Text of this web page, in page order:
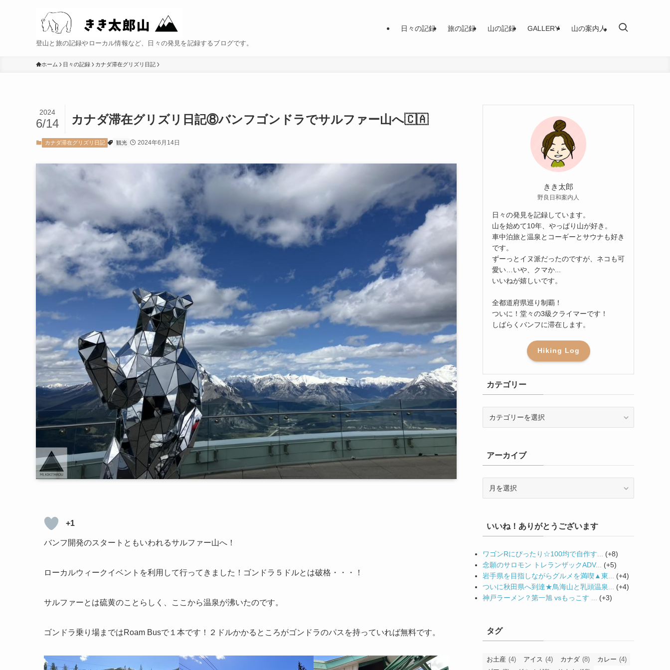
登山と旅の記録やローカル情報など、日々の発見を記録するブログです。
日々の記録 旅の記録 山の記録 GALLERY 山の案内人
ホーム 日々の記録 カナダ滞在グリズリ日記
カナダ滞在グリズリ日記⑧バンフゴンドラでサルファー山へ🇨🇦
2024
6/14
カナダ滞在グリズリ日記 観光 2024年6月14日
+1
バンフ開発のスタートともいわれるサルファー山へ！
ローカルウィークイベントを利用して行ってきました！ゴンドラ５ドルとは破格・・・！
サルファーとは硫黄のことらしく、ここから温泉が沸いたのです。
ゴンドラ乗り場まではRoam Busで１本です！２ドルかかるところがゴンドラのパスを持っていれば無料です。
きき太郎
野良日和案内人
日々の発見を記録しています。
山を始めて10年、やっぱり山が好き。
車中泊旅と温泉とコーギーとサウナも好き
です。
ずーっとイヌ派だったのですが、ネコも可
愛い…いや、クマか...
いいねが嬉しいです。
全都道府県巡り制覇！
ついに！堂々の3級クライマーです！
しばらくバンフに滞在します。
Hiking Log
カテゴリー
ーアーカイブ
ブいいね！ありがとうございます
ワゴンRにぴったり☆100均で自作す...
+8
念願のサロモン トレランザックADV...
+5
岩手県を目指しながらグルメを満喫▲東...
+4
ついに秋田県へ到達★鳥海山と乳頭温泉...
+4
神戸ラーメン？第一旭 vsもっこす ...
+3
タグ
お土産 (4) アイス (4) カナダ (8) カレー (4)